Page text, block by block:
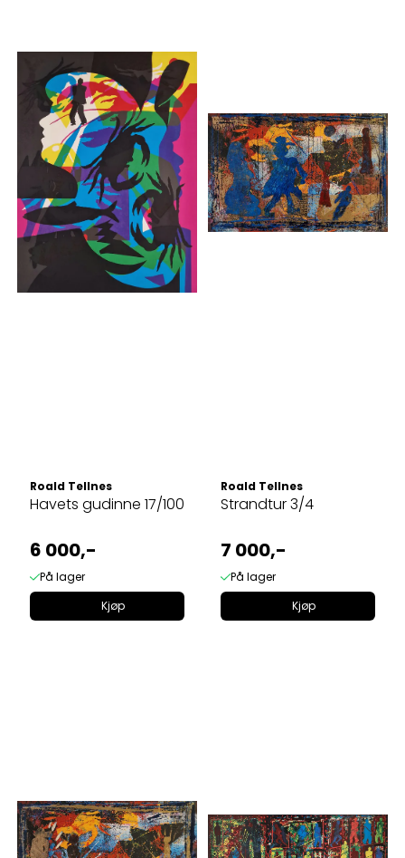
Roald Tellnes
Havets gudinne 17/100
6 000,-
På lager
Kjøp
Roald Tellnes
Strandtur 3/4
7 000,-
På lager
Kjøp